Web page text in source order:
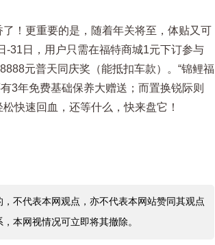
了！更重要的是，随着年关将至，体贴又可
-31日，用户只需在福特商城1元下订参与
元普天同庆奖（能抵扣车款）。“锦鲤福
3年免费基础保养大赠送；而置换锐际则
快速回血，还等什么，快来盘它！
不代表本网观点，亦不代表本网站赞同其观点
本网视情况可立即将其撤除。